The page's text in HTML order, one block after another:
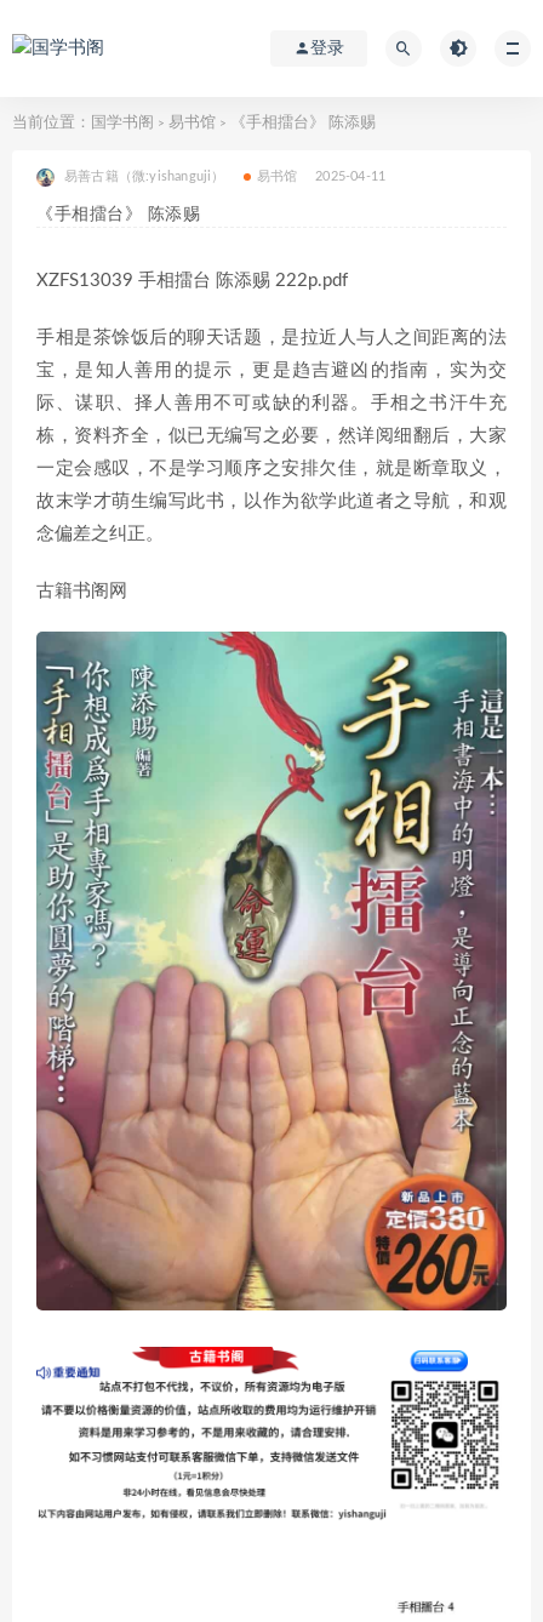
登录
当前位置： 国学书阁 > 易书馆 > 《手相擂台》 陈添赐
易善古籍（微:yishanguji） 易书馆 2025-04-11
《手相擂台》 陈添赐
XZFS13039 手相擂台 陈添赐 222p.pdf
手相是茶馀饭后的聊天话题，是拉近人与人之间距离的法
宝，是知人善用的提示，更是趋吉避凶的指南，实为交
际、谋职、择人善用不可或缺的利器。手相之书汗牛充
栋，资料齐全，似已无编写之必要，然详阅细翻后，大家
一定会感叹，不是学习顺序之安排欠佳，就是断章取义，
故末学才萌生编写此书，以作为欲学此道者之导航，和观
念偏差之纠正。
古籍书阁网